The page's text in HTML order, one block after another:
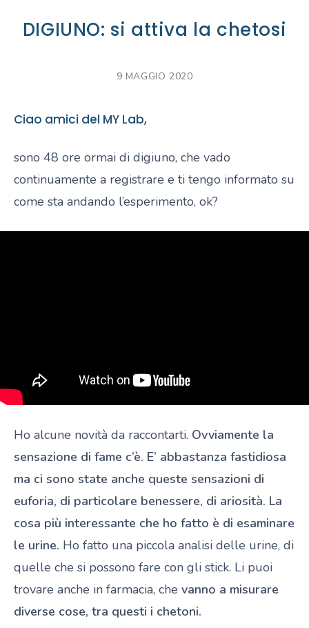
DIGIUNO: si attiva la chetosi
9 MAGGIO 2020
Ciao amici del MY Lab,
sono 48 ore ormai di digiuno, che vado
continuamente a registrare e ti tengo informato su
come sta andando l’esperimento, ok?
Ho alcune novità da raccontarti. Ovviamente la
sensazione di fame c’è. E’ abbastanza fastidiosa
ma ci sono state anche queste sensazioni di
euforia, di particolare benessere, di ariosità. La
cosa più interessante che ho fatto è di esaminare
le urine. Ho fatto una piccola analisi delle urine, di
quelle che si possono fare con gli stick. Li puoi
trovare anche in farmacia, che vanno a misurare
diverse cose, tra questi i chetoni.